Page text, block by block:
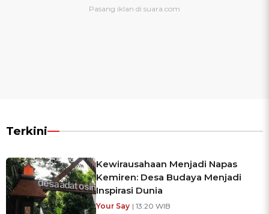
Terkini
Kewirausahaan Menjadi Napas
Kemiren: Desa Budaya Menjadi
Inspirasi Dunia
Your Say | 13:20 WIB